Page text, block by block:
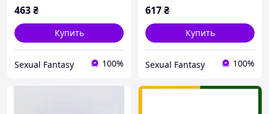
463₴
Купить
Sexual Fantasy 100%
617₴
Купить
Sexual Fantasy 100%